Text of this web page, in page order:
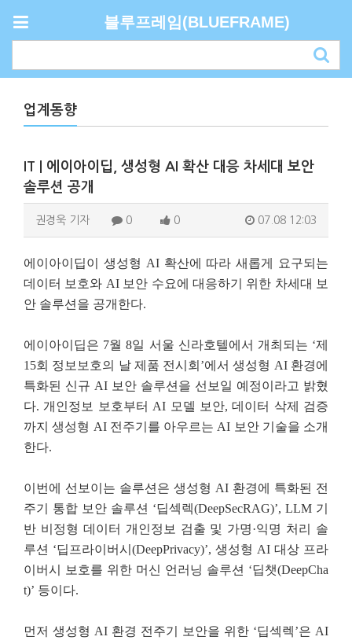
블루프레임(BLUEFRAME)
업계동향
IT | 에이아이딥, 생성형 AI 확산 대응 차세대 보안
솔루션 공개
권경욱 기자 0 0 07.08 12:03
에이아이딥이 생성형 AI 확산에 따라 새롭게 요구되는
데이터 보호와 AI 보안 수요에 대응하기 위한 차세대 보
안 솔루션을 공개한다.
에이아이딥은 7월 8일 서울 신라호텔에서 개최되는 ‘제
15회 정보보호의 날 제품 전시회’에서 생성형 AI 환경에
특화된 신규 AI 보안 솔루션을 선보일 예정이라고 밝혔
다. 개인정보 보호부터 AI 모델 보안, 데이터 삭제 검증
까지 생성형 AI 전주기를 아우르는 AI 보안 기술을 소개
한다.
이번에 선보이는 솔루션은 생성형 AI 환경에 특화된 전
주기 통합 보안 솔루션 ‘딥섹렉(DeepSecRAG)’, LLM 기
반 비정형 데이터 개인정보 검출 및 가명·익명 처리 솔
루션 ‘딥프라이버시(DeepPrivacy)’, 생성형 AI 대상 프라
이버시 보호를 위한 머신 언러닝 솔루션 ‘딥챗(DeepCha
t)’ 등이다.
먼저 생성형 AI 환경 전주기 보안을 위한 ‘딥섹렉’은 AI